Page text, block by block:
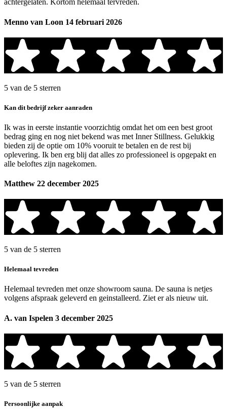
achtergelaten. Kortom helemaal tervreden.
Menno van Loon 14 februari 2026
5 van de 5 sterren
Kan dit bedrijf zeker aanraden
Ik was in eerste instantie voorzichtig omdat het om een best groot
bedrag ging en nog niet bekend was met Inner Stillness. Gelukkig
bieden zij de optie om 10% vooruit te betalen en de rest bij
oplevering. Ik ben erg blij dat alles zo professioneel is opgepakt en
alle beloftes zijn nagekomen.
Matthew 22 december 2025
5 van de 5 sterren
Helemaal tevreden
Helemaal tevreden met onze showroom sauna. De sauna is netjes
volgens afspraak geleverd en geinstalleerd. Ziet er als nieuw uit.
A. van Ispelen 3 december 2025
5 van de 5 sterren
Persoonlijke aanpak